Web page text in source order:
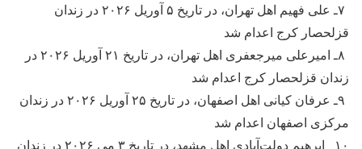
۷ـ علی فهیم اهل تهران، در تاریخ ۵ آوریل ۲۰۲۶ در زندان
قزلحصار کرج اعدام شد
۸ـ امیرعلی میرجعفری اهل تهران، در تاریخ ۲۱ آوریل ۲۰۲۶ در
زندان قزلحصار کرج اعدام شد
۹ـ عرفان کیانی اهل اصفهان، در تاریخ ۲۵ آوریل ۲۰۲۶ در زندان
مرکزی اصفهان اعدام شد
١٠_ ابرهیم دولت‌آبادی اهل مشهد، در تاریخ ۳ می ۲۰۲۶ در زندان